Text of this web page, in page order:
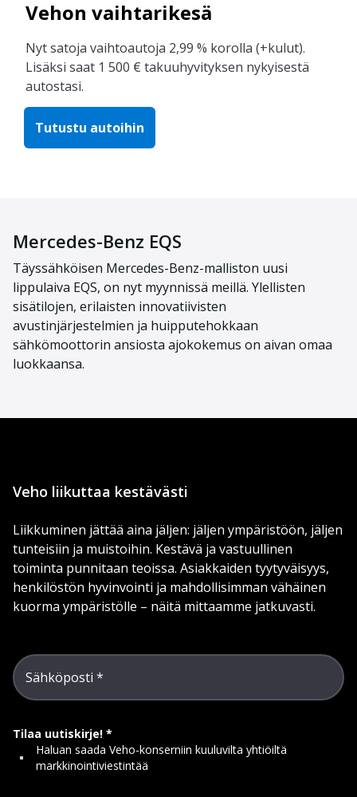
Vehon vaihtarikesä
Nyt satoja vaihtoautoja 2,99 % korolla (+kulut).
Lisäksi saat 1 500 € takuuhyvityksen nykyisestä
autostasi.
Tutustu autoihin
Mercedes-Benz EQS
Täyssähköisen Mercedes-Benz-malliston uusi
lippulaiva EQS, on nyt myynnissä meillä. Ylellisten
sisätilojen, erilaisten innovatiivisten
avustinjärjestelmien ja huipputehokkaan
sähkömoottorin ansiosta ajokokemus on aivan omaa
luokkaansa.
Veho liikuttaa kestävästi
Liikkuminen jättää aina jäljen: jäljen ympäristöön, jäljen
tunteisiin ja muistoihin. Kestävä ja vastuullinen
toiminta punnitaan teoissa. Asiakkaiden tyytyväisyys,
henkilöstön hyvinvointi ja mahdollisimman vähäinen
kuorma ympäristölle – näitä mittaamme jatkuvasti.
Sähköposti
Tilaa uutiskirje!
Haluan saada Veho-konserniin kuuluvilta yhtiöiltä
markkinointiviestintää